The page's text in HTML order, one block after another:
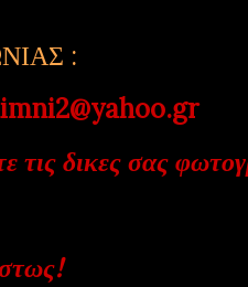
:
τις δικες σας